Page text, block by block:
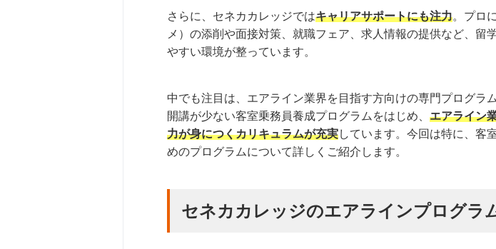
さらに、セネカカレッジではキャリアサポートにも注力。プロ
メ）の添削や面接対策、就職フェア、求人情報の提供など、留
やすい環境が整っています。
中でも注目は、エアライン業界を目指す方向けの専門プログラ
開講が少ない客室乗務員養成プログラムをはじめ、 エアライン
力が身につくカリキュラムが充実しています。今回は特に、客
めのプログラムについて詳しくご紹介します。
セネカカレッジのエアラインプログラ